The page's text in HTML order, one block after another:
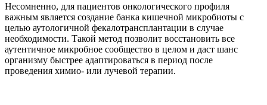
Несомненно, для пациентов онкологического профиля
важным является создание банка кишечной микробиоты с
целью аутологичной фекалотрансплантации в случае
необходимости. Такой метод позволит восстановить все
аутентичное микробное сообщество в целом и даст шанс
организму быстрее адаптироваться в период после
проведения химио- или лучевой терапии.